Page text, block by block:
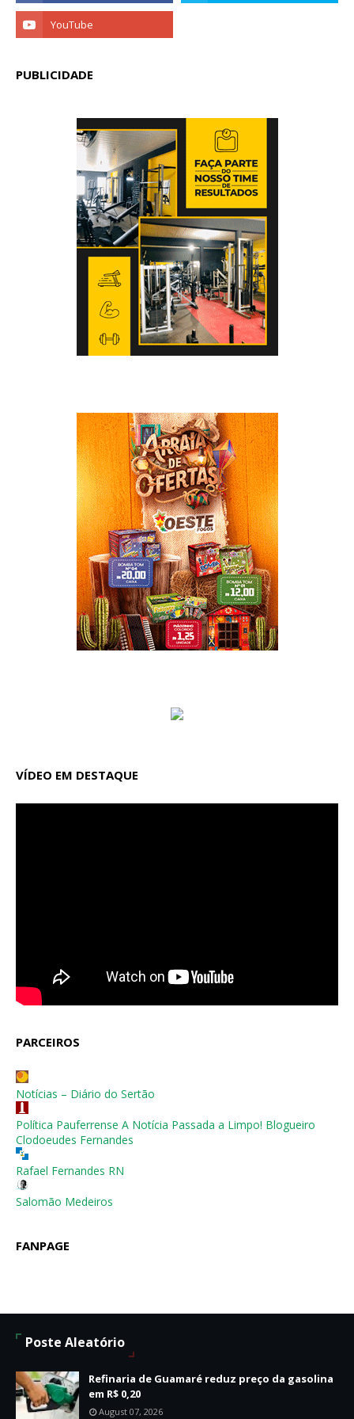
PUBLICIDADE
VÍDEO EM DESTAQUE
PARCEIROS
Notícias – Diário do Sertão
Política Pauferrense A Notícia Passada a Limpo! Blogueiro
Clodoeudes Fernandes
Rafael Fernandes RN
Salomão Medeiros
FANPAGE
Poste Aleatório
Refinaria de Guamaré reduz preço da gasolina
em R$ 0,20
August 07, 2026